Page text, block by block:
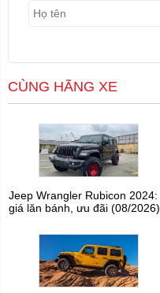
CÙNG HÃNG XE
Jeep Wrangler Rubicon 2024:
giá lăn bánh, ưu đãi (08/2026)